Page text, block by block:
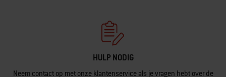
HULP NODIG
Neem contact op met onze klantenservice als je vragen hebt over de